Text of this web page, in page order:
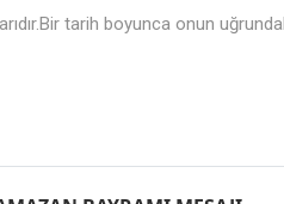
tarih boyunca onun